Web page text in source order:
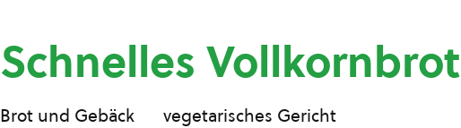
Schnelles Vollkornbrot
Brot und Gebäck vegetarisches Gericht